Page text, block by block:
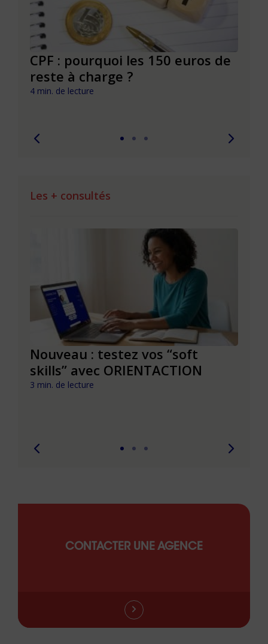
CPF : pourquoi les 150 euros de
reste à charge ?
4 min. de lecture
Les + consultés
Nouveau : testez vos “soft
skills” avec ORIENTACTION
3 min. de lecture
CONTACTER UNE AGENCE